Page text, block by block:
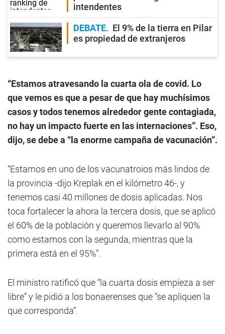
intendentes
DEBATE
El 9% de la tierra en Pilar
es propiedad de extranjeros
“Estamos atravesando la cuarta ola de covid. Lo
que vemos es que a pesar de que hay muchísimos
casos y todos tenemos alrededor gente contagiada,
no hay un impacto fuerte en las internaciones”. Eso,
dijo, se debe a “la enorme campaña de vacunación”.
“Estamos en uno de los vacunatroios más lindos de
la provincia -dijo Kreplak en el kilómetro 46-, y
tenemos casi 40 millones de dosis aplicadas. Nos
toca fortalecer la ahora la tercera dosis, que se aplicó
el 60% de la población y queremos llevarlo al 90%
como estamos con la segunda, mientras que la
primera está en el 95%”.
El ministro ratificó que “la cuarta dosis empieza a ser
libre” y le pidió a los bonaerenses que “se apliquen la
que corresponda”.